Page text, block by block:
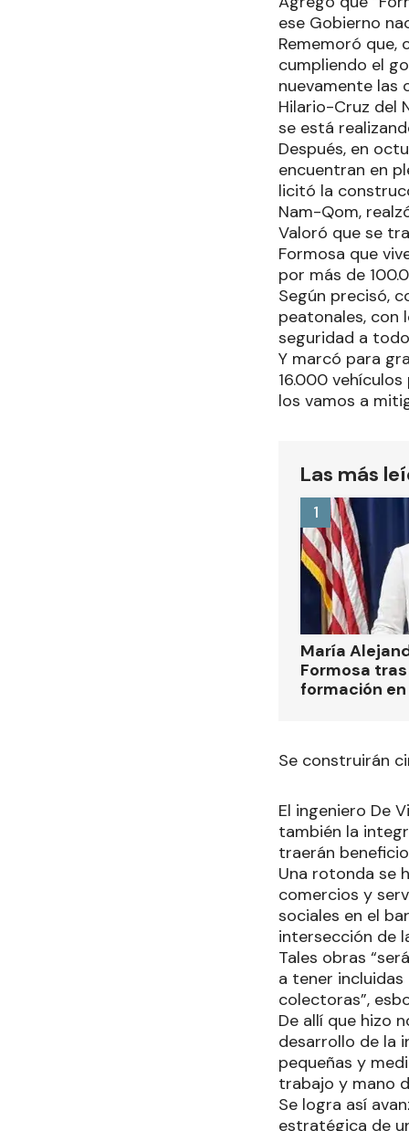
ese Gobierno
Rememoró que,
cumpliendo el
nuevamente las
Hilario-Cruz del
se está
Después, en
encuentran en
licitó la
Nam-Qom,
Valoró que se
Formosa que
por más de
Según precisó,
peatonales, con
seguridad a
Y marcó para
16.000
los vamos a
Las más
María
Formosa
formación
1
Se construirán
El ingeniero De
también la
traerán
Una rotonda se
comercios y
sociales en el
intersección de
Tales obras
a tener
colectoras”,
De allí que hizo
desarrollo de la
pequeñas y
trabajo y mano
Se logra así
estratégica de